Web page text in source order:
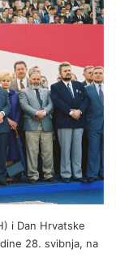
i Dan Hrvatske
28. svibnja, na